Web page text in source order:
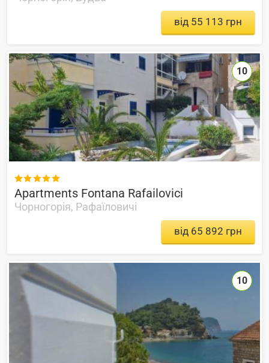
від 55 113 грн

Apartments Fontana Rafailovici
Чорногорія, Рафаїловичі
10
від 65 892 грн
10